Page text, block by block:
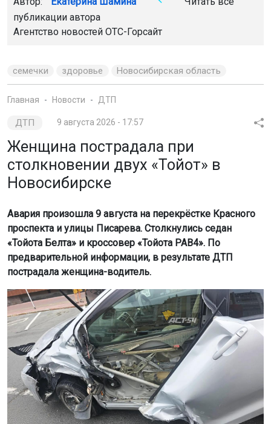
публикации автора
Агентство новостей ОТС-Горсайт
семечки здоровье Новосибирская область
Главная Новости ДТП
ДТП 9 августа 2026 - 17:57
Женщина пострадала при
столкновении двух «Тойот» в
Новосибирске
Авария произошла 9 августа на перекрёстке Красного
проспекта и улицы Писарева. Столкнулись седан
«Тойота Белта» и кроссовер «Тойота РАВ4». По
предварительной информации, в результате ДТП
пострадала женщина-водитель.